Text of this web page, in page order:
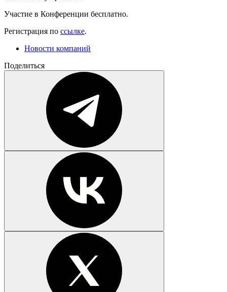
Участие в Конференции бесплатно.
Регистрация по ссылке.
Новости компаний
Поделиться